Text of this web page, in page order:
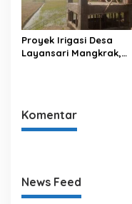
​Proyek Irigasi Desa
Layansari Mangkrak,
Komentar
News Feed